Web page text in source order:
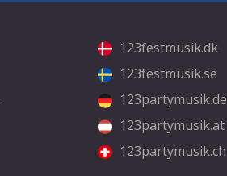
123festmusik.dk
123festmusik.se
123partymusik.de
123partymusik.at
123partymusik.ch